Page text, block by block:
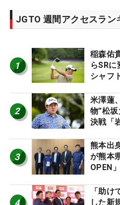
JGTO 週間アクセスラン
1
稲森佑
らSR
シャフ
ーのヒ
2
米澤蓮
物”松
決戦「
3
熊本出
が熊本
OPEN
4
「助
した新